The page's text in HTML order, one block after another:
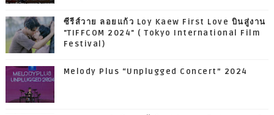
ซีรีส์วาย ลอยแก้ว Loy Kaew First Love บินสู่งาน
"TIFFCOM 2024" ( Tokyo International Film
Festival)
Melody Plus “Unplugged Concert” 2024